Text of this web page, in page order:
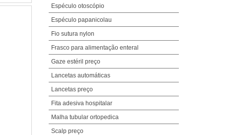
Espéculo otoscópio
Espéculo papanicolau
Fio sutura nylon
Frasco para alimentação enteral
Gaze estéril preço
Lancetas automáticas
Lancetas preço
Fita adesiva hospitalar
Malha tubular ortopedica
Scalp preço